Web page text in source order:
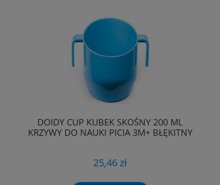
DOIDY CUP KUBEK SKOŚNY 200 ML
KRZYWY DO NAUKI PICIA 3M+ BŁĘKITNY
25,46 zł